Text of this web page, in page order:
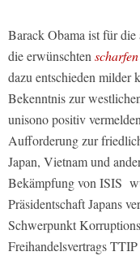
Barack Obama ist für die
die erwünschten
dazu entschieden milder
Bekenntnis zur
unisono positiv
Aufforderung zur
Japan, Vietnam und
Bekämpfung von ISIS
Präsidentschaft Japans
Schwerpunkt
Freihandelsvertrags